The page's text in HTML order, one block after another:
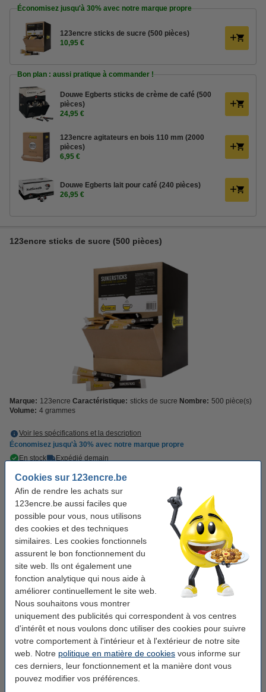
Cookies sur 123encre.be
Afin de rendre les achats sur
123encre.be aussi faciles que
possible pour vous, nous utilisons
des cookies et des techniques
similaires. Les cookies fonctionnels
assurent le bon fonctionnement du
site web. Ils ont également une
fonction analytique qui nous aide à
améliorer continuellement le site web.
Nous souhaitons vous montrer
uniquement des publicités qui correspondent à vos centres
d'intérêt et nous voulons donc utiliser des cookies pour suivre
votre comportement à l'intérieur et à l'extérieur de notre site
web. Notre politique en matière de cookies vous informe sur
ces derniers, leur fonctionnement et la manière dont vous
pouvez modifier vos préférences.
Économisez jusqu'à 30% avec notre marque propre
123encre sticks de sucre (500 pièces)
10,95 €
Bon plan : aussi pratique à commander !
Douwe Egberts sticks de crème de café (500
pièces)
24,95 €
123encre agitateurs en bois 110 mm (2000
pièces)
6,95 €
Douwe Egberts lait pour café (240 pièces)
26,95 €
123encre sticks de sucre (500 pièces)
Marque: 123encre Caractéristique: sticks de sucre Nombre: 500 pièce(s)
Volume: 4 grammes
Voir les spécifications et la description
Économisez jusqu'à 30% avec notre marque propre
En stock
Expédié demain
Commander
Pack avantageux !
Offre : 3x 123encre sticks de sucre (500
pièces)
28,50 €
Offre : 6x 123encre sticks de sucre (500
pièces)
Offre combinée : 123encre sticks de crème de
café (500 pièces) + 123encre sticks de sucre
23,95 €
Bon plan : aussi pratique à commander !